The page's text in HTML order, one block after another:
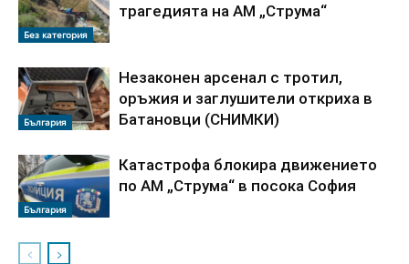
Без категория
трагедията на АМ „Струма“
България
Незаконен арсенал с тротил,
оръжия и заглушители откриха в
Батановци (СНИМКИ)
България
Катастрофа блокира движението
по АМ „Струма“ в посока София